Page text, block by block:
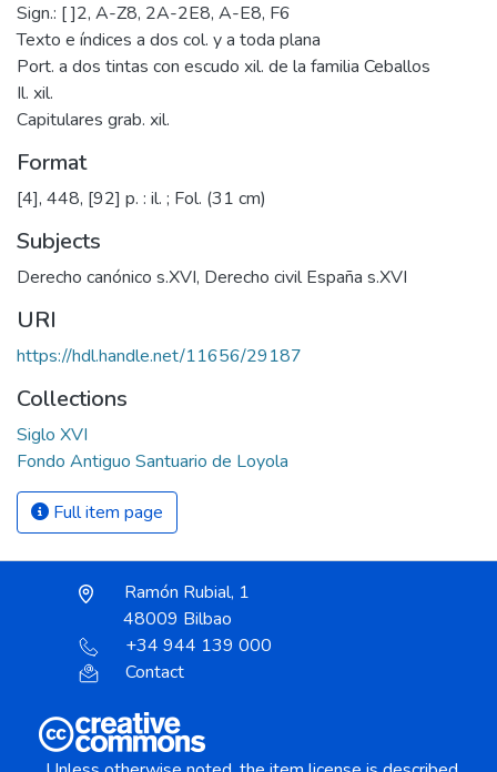
Sign.: [ ]2, A-Z8, 2A-2E8, A-E8, F6
Texto e índices a dos col. y a toda plana
Port. a dos tintas con escudo xil. de la familia Ceballos
Il. xil.
Capitulares grab. xil.
Format
[4], 448, [92] p. : il. ; Fol. (31 cm)
Subjects
Derecho canónico s.XVI, Derecho civil España s.XVI
URI
https://hdl.handle.net/11656/29187
Collections
Siglo XVI
Fondo Antiguo Santuario de Loyola
Full item page
Ramón Rubial, 1
48009 Bilbao
+34 944 139 000
Contact